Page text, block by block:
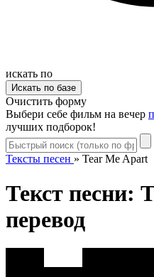
искать по
Очистить форму
Выбери себе фильм на вечер
лучших подборок!
Тексты песен » Tear Me Apart
Текст песни:
перевод